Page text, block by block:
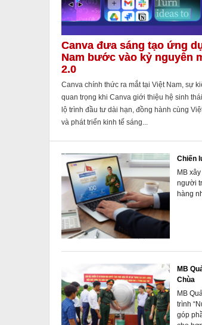
Canva đưa sáng tạo ứng
Nam bước vào kỷ nguyên
2.0
Canva chính thức ra mắt tại Việt Nam, sự
quan trọng khi Canva giới thiệu hệ sinh
lộ trình đầu tư dài hạn, đồng hành cùng
và phát triển kinh tế sáng...
Chiến
MB
người
hàng
MB
Chùa
MB
trình
góp